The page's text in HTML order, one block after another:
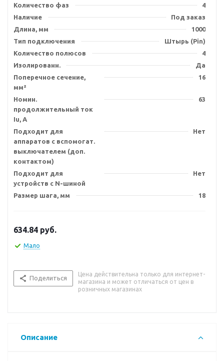
Количество фаз
4
Наличие
Под заказ
Длина, мм
1000
Тип подключения
Штырь (Pin)
Количество полюсов
4
Изолированн.
Да
Поперечное сечение,
мм²
16
Номин.
продолжительный ток
Iu, А
63
Подходит для
аппаратов с вспомогат.
выключателем (доп.
контактом)
Нет
Подходит для
устройств с N-шиной
Нет
Размер шага, мм 18
634.84 руб.
Мало
Поделиться
Цена действительна только для интернет-
магазина и может отличаться от цен в
розничных магазинах
Описание